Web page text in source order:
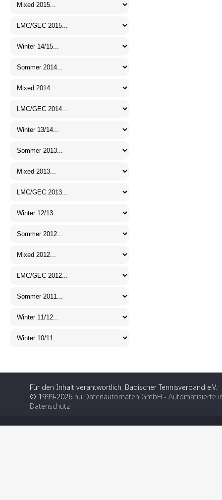
Für den Inhalt verantwortlich: Badischer Tennisverband e.V.
© 1999-2026 nu Datenautomaten GmbH - Automatisierte
Datenschutz